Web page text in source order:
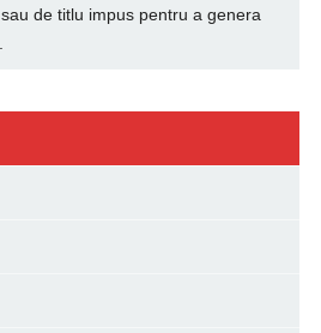
de titlu impus pentru a genera